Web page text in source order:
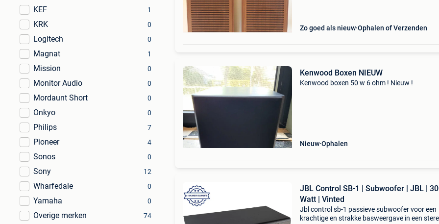
KEF 1
KRK 0
Logitech 0
Magnat 1
Mission 0
Monitor Audio 0
Mordaunt Short 0
Onkyo 0
Philips 7
Pioneer 4
Sonos 0
Sony 12
Wharfedale 0
Yamaha 0
Overige merken 74
Zo goed als nieuw Ophalen of Verzenden
Kenwood Boxen NIEUW
Kenwood boxen 50 w 6 ohm ! Nieuw !
Nieuw Ophalen
JBL Control SB-1 | Subwoofer | JBL |
Watt | Vinted
Jbl control sb-1 passieve subwoofer voor een
krachtige en strakke basweergave in een